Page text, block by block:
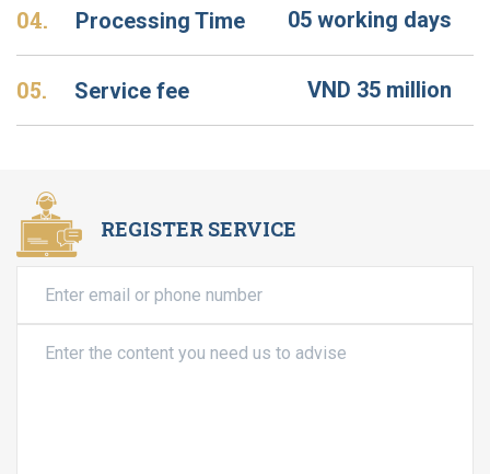
04. Processing Time 05 working days
05. Service fee VND 35 million
REGISTER SERVICE